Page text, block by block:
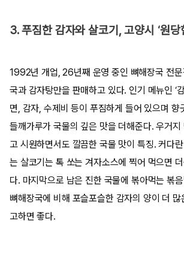
3. 푸짐한 감자와 살코기, 고양시 ‘원당
1992년 개업, 26년째 운영 중인 뼈해장국 전
국과 감자탕만을 판매하고 있다. 인기 메뉴인 ‘
면, 감자, 수제비 등이 푸짐하게 들어 있으며 향
들깨가루가 국물의 깊은 맛을 더해준다. 우거
고 시원하면서도 깔끔한 국물 맛이 특징. 커다
는 살코기는 톡 쏘는 겨자소스에 찍어 먹으면
다. 마지막으로 남은 진한 국물에 볶아먹는 볶
뼈해장국에 비해 포슬포슬한 감자의 양이 더
고하면 좋다.